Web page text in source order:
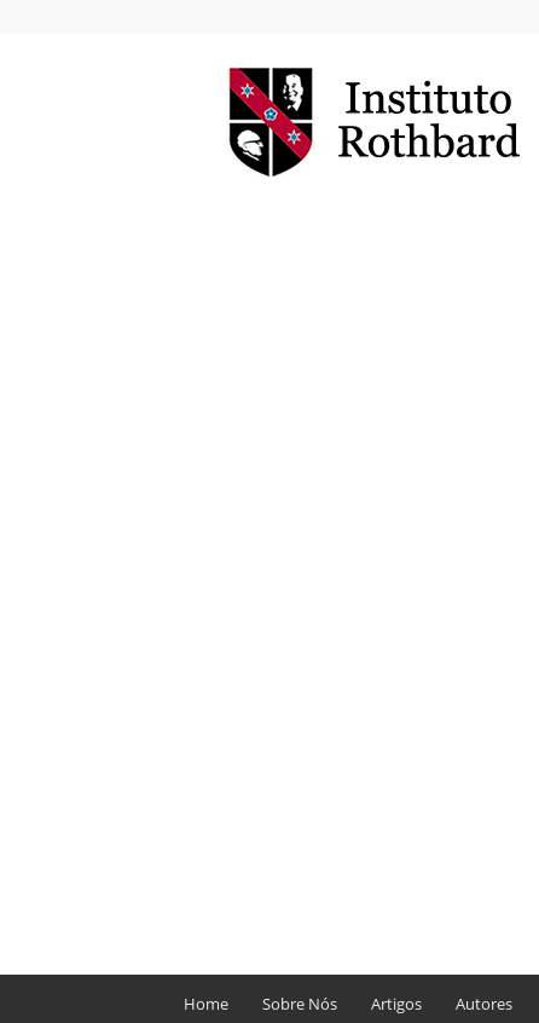
Instituto
Rothbard
Brasil
Home Sobre Nós Artigos Autores